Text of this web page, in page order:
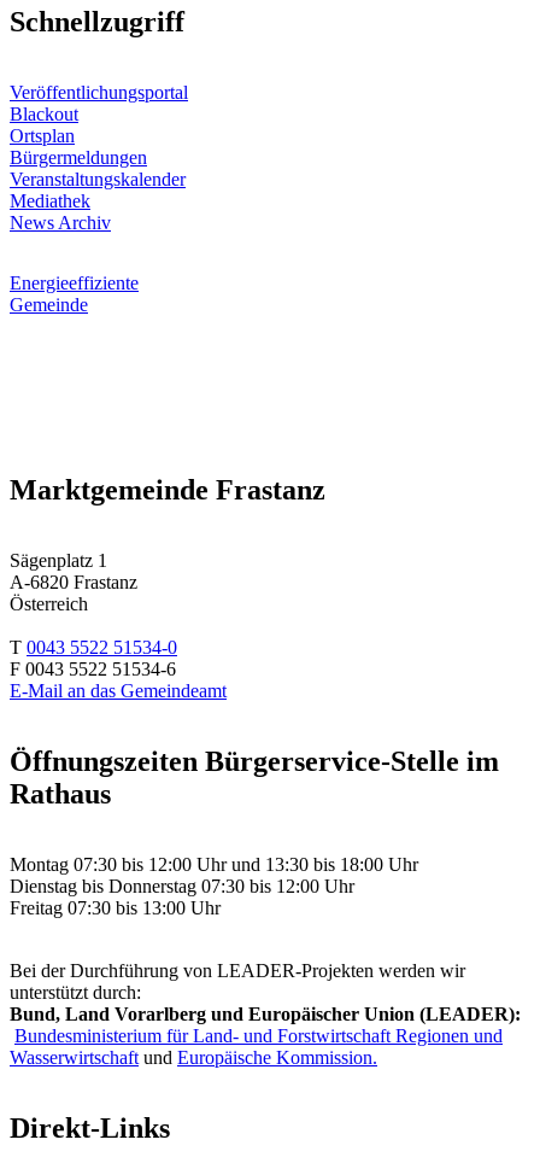
Schnellzugriff
Veröffentlichungsportal
Blackout
Ortsplan
Bürgermeldungen
Veranstaltungskalender
Mediathek
News Archiv
Energieeffiziente
Gemeinde
Marktgemeinde Frastanz
Sägenplatz 1
A-6820 Frastanz
Österreich
T 0043 5522 51534-0
F 0043 5522 51534-6
E-Mail an das Gemeindeamt
Öffnungszeiten Bürgerservice-Stelle im
Rathaus
Montag 07:30 bis 12:00 Uhr und 13:30 bis 18:00 Uhr
Dienstag bis Donnerstag 07:30 bis 12:00 Uhr
Freitag 07:30 bis 13:00 Uhr
Bei der Durchführung von LEADER-Projekten werden wir
unterstützt durch:
Bund, Land Vorarlberg und Europäischer Union (LEADER):
Bundesministerium für Land- und Forstwirtschaft Regionen und
Wasserwirtschaft und Europäische Kommission.
Direkt-Links